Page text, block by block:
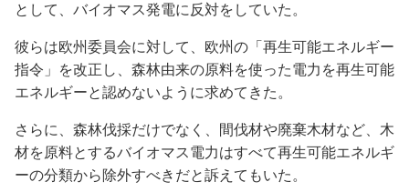
として、バイオマス発電に反対をしていた。
彼らは欧州委員会に対して、欧州の「再生可能エネルギー
指令」を改正し、森林由来の原料を使った電力を再生可能
エネルギーと認めないように求めてきた。
さらに、森林伐採だけでなく、間伐材や廃棄木材など、木
材を原料とするバイオマス電力はすべて再生可能エネルギ
ーの分類から除外すべきだと訴えてもいた。